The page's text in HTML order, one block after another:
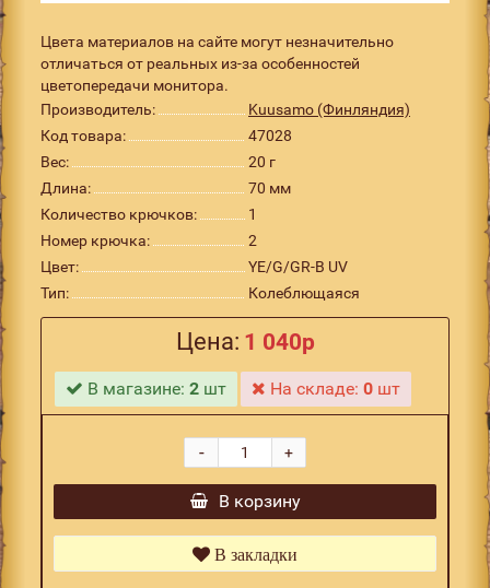
Цвета материалов на сайте могут незначительно
отличаться от реальных из-за особенностей
цветопередачи монитора.
Производитель:
Kuusamo (Финляндия)
Код товара:
47028
Вес:
20 г
Длина:
70 мм
Количество крючков:
1
Номер крючка:
2
Цвет:
YE/G/GR-B UV
Тип:
Колеблющаяся
Цена: 1 040р
В магазине:2 шт На складе:0 шт
+
-
В корзину
В закладки